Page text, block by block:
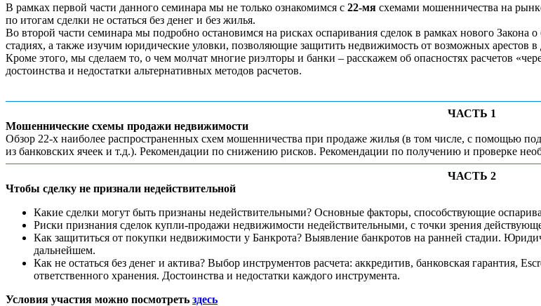
В рамках первой части данного семинара мы не только ознакомимся с 22-мя схемами мошенничества на
по итогам сделки не остаться без денег и без жилья.
Во второй части семинара мы подробно остановимся на рисках оспаривания сделок в рамках нового Закона
стадиях, а также изучим юридические уловки, позволяющие защитить недвижимость от возможных арестов
Кроме этого, мы сделаем то, о чем молчат многие риэлторы и банки – расскажем об опасностях расчетов
достоинства и недостатки альтернативных методов расчетов.
ЧАСТЬ 1
Мошеннические схемы продажи недвижимости
Обзор 22-х наиболее распространенных схем мошенничества при продаже жилья (в том числе, с помощью
из банковских ячеек и т.д.). Рекомендации по снижению рисков. Рекомендации по получению и проверке
ЧАСТЬ 2
Чтобы сделку не признали недействительной
Какие сделки могут быть признаны недействительными? Основные факторы, способствующие
Риски признания сделок купли-продажи недвижимости недействительными, с точки зрения
Как защититься от покупки недвижимости у Банкрота? Выявление банкротов на ранней стадии.
дальнейшем.
Как не остаться без денег и актива? Выбор инструментов расчета: аккредитив, банковская гарантия,
ответственного хранения. Достоинства и недостатки каждого инструмента.
Условия участия можно посмотреть здесь